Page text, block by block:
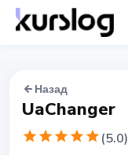
Назад
UaChanger
(5.0)